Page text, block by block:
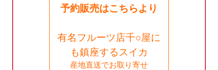
予約販売はこちらより
有名フルーツ店千○屋に
も鎮座するスイカ
産地直送でお取り寄せ